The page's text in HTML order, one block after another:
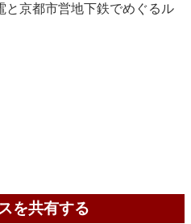
と京都市営地下鉄でめぐるル
を共有する